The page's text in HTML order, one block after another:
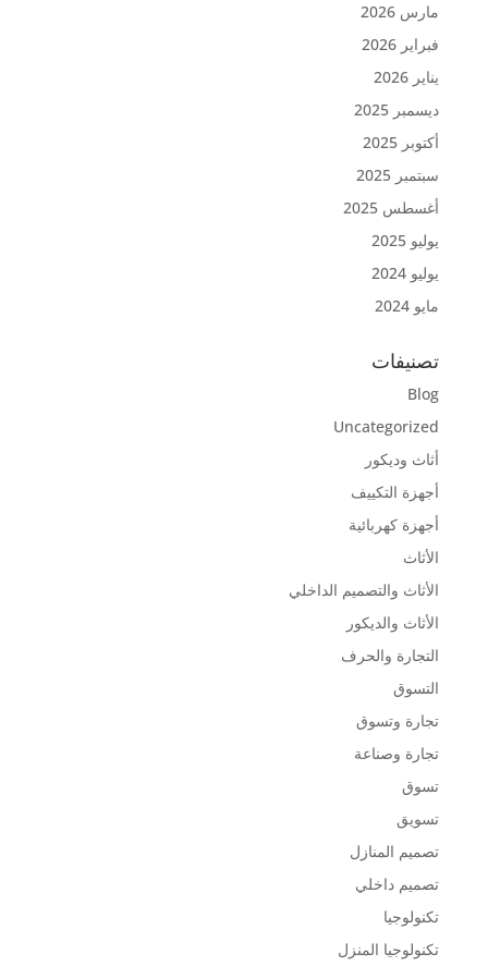
مارس 2026
فبراير 2026
يناير 2026
ديسمبر 2025
أكتوبر 2025
سبتمبر 2025
أغسطس 2025
يوليو 2025
يوليو 2024
مايو 2024
تصنيفات
Blog
Uncategorized
أثاث وديكور
أجهزة التكييف
أجهزة كهربائية
الأثاث
الأثاث والتصميم الداخلي
الأثاث والديكور
التجارة والحرف
التسوق
تجارة وتسوق
تجارة وصناعة
تسوق
تسويق
تصميم المنازل
تصميم داخلي
تكنولوجيا
تكنولوجيا المنزل